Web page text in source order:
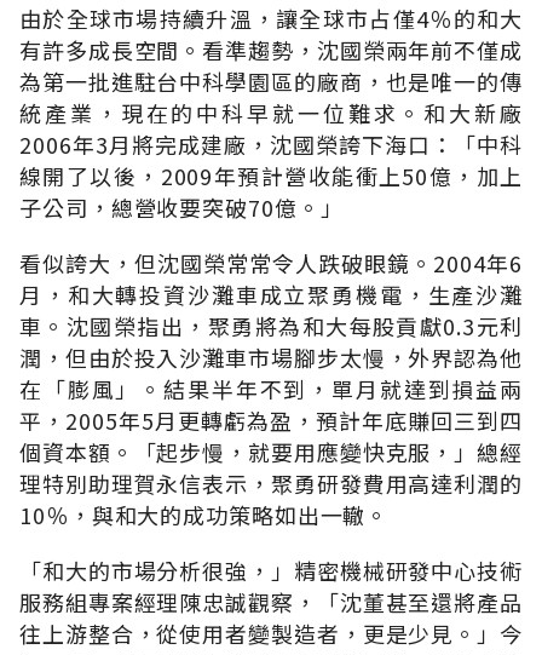
由於全球市場持續升溫，讓全球市占僅4％的和大
有許多成長空間。看準趨勢，沈國榮兩年前不僅成
為第一批進駐台中科學園區的廠商，也是唯一的傳
統產業，現在的中科早就一位難求。和大新廠
2006年3月將完成建廠，沈國榮誇下海口：「中科
線開了以後，2009年預計營收能衝上50億，加上
子公司，總營收要突破70億。」
看似誇大，但沈國榮常常令人跌破眼鏡。2004年6
月，和大轉投資沙灘車成立聚勇機電，生產沙灘
車。沈國榮指出，聚勇將為和大每股貢獻0.3元利
潤，但由於投入沙灘車市場腳步太慢，外界認為他
在「膨風」。結果半年不到，單月就達到損益兩
平，2005年5月更轉虧為盈，預計年底賺回三到四
個資本額。「起步慢，就要用應變快克服，」總經
理特別助理賀永信表示，聚勇研發費用高達利潤的
10％，與和大的成功策略如出一轍。
「和大的市場分析很強，」精密機械研發中心技術
服務組專案經理陳忠誠觀察，「沈董甚至還將產品
往上游整合，從使用者變製造者，更是少見。」今